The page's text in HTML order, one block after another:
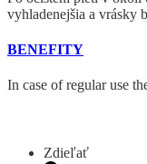
vyhladenejšia a vrásky
BENEFITY
In case of regular use
Zdieľať